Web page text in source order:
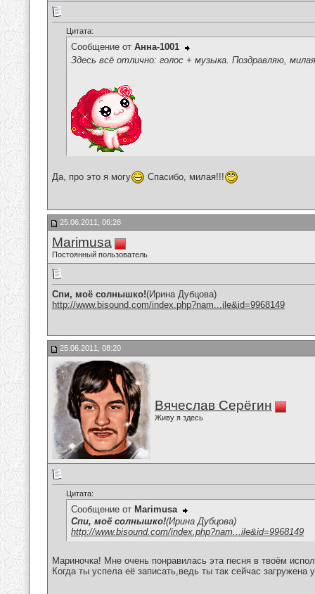
Цитата:
Сообщение от Анна-1001
Здесь всё отлично: голос + музыка. Поздравляю,
Да, про это я могу Спасибо, милая!!!
25.06.2011, 06:28
Marimusa
Постоянный пользователь
Спи, моё солнышко!(Ирина Дубцова)
http://www.bisound.com/index.php?nam...ile&id=9968149
25.06.2011, 08:20
Вячеслав Серёгин
Живу я здесь
Цитата:
Сообщение от Marimusa
Спи, моё солнышко!(Ирина Дубцова)
http://www.bisound.com/index.php?nam...ile&id=9968149
Мариночка! Мне очень понравилась эта песня в твоём
Когда ты успела её записать,ведь ты так сейчас загружена